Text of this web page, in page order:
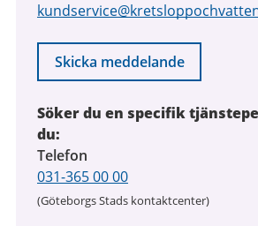
Skicka meddelande
Söker du en specifik
du:
Telefon
031-365 00 00
(Göteborgs Stads kontaktcenter)